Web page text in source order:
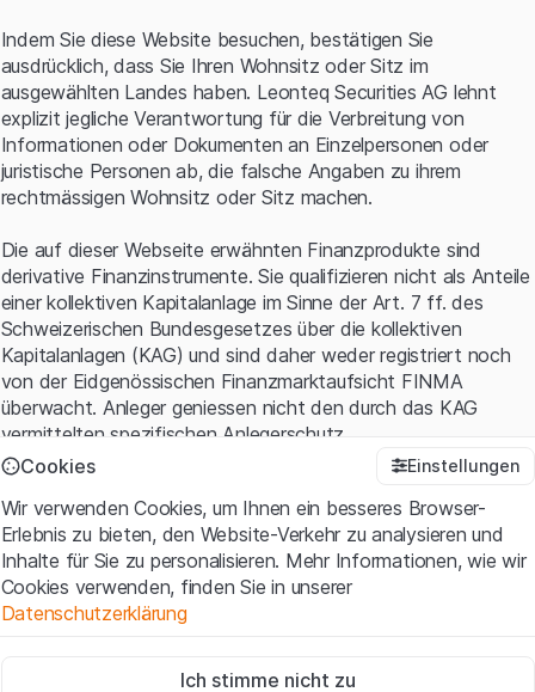
Serverfehler.
Indem Sie diese Website besuchen, bestätigen Sie
ausdrücklich, dass Sie Ihren Wohnsitz oder Sitz im
ausgewählten Landes haben. Leonteq Securities AG lehnt
explizit jegliche Verantwortung für die Verbreitung von
Informationen oder Dokumenten an Einzelpersonen oder
juristische Personen ab, die falsche Angaben zu ihrem
rechtmässigen Wohnsitz oder Sitz machen.
Die auf dieser Webseite erwähnten Finanzprodukte sind
derivative Finanzinstrumente. Sie qualifizieren nicht als Anteile
einer kollektiven Kapitalanlage im Sinne der Art. 7 ff. des
Schweizerischen Bundesgesetzes über die kollektiven
Kapitalanlagen (KAG) und sind daher weder registriert noch
von der Eidgenössischen Finanzmarktaufsicht FINMA
überwacht. Anleger geniessen nicht den durch das KAG
vermittelten spezifischen Anlegerschutz.
Mit dem Zugriff auf diese Website der Leonteq Securities AG
(die "Website") erklären Sie, dass Sie die rechtlichen
Informationen und die wichtigen Hinweise und
Nutzungsbedingungenverstanden haben und akzeptieren.
Wenn Sie mit den Nutzungsbedingungen nicht einverstanden
Cookies Einstellungen
Wir verwenden Cookies, um Ihnen ein besseres Browser-
Erlebnis zu bieten, den Website-Verkehr zu analysieren und
Inhalte für Sie zu personalisieren. Mehr Informationen, wie wir
Cookies verwenden, finden Sie in unserer
Datenschutzerklärung
Diese Cookies sind für die Website erforderlich und können nicht
Ich stimme nicht zu